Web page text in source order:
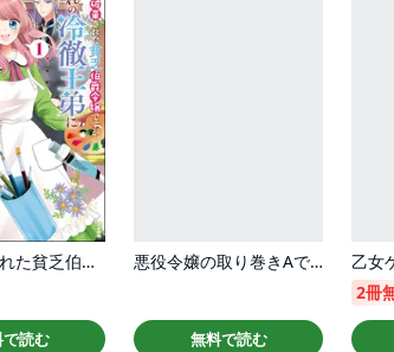
婚約破棄された貧乏伯爵令嬢ですが、憧れの冷徹王弟に溺愛されています コミック版
読む
悪役令嬢の取り巻きAですが、王太子殿下に迫られています。
無料で読む
2冊